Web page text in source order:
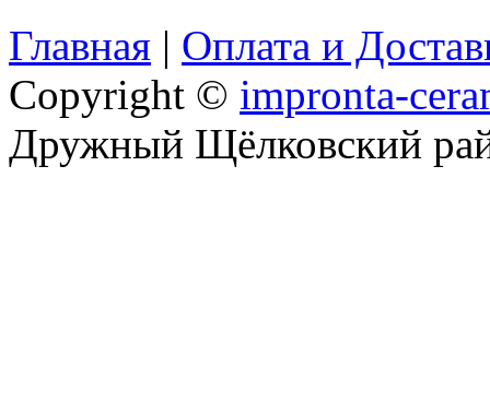
Главная | Оплата и
Copyright © impronta-
Дружный Щёлковский